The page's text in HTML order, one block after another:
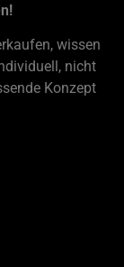
wissen
nicht
Konzept